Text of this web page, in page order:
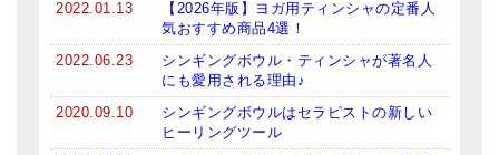
ロゴステッカー・ポストカード各種
亡命チベット人尼僧のお守り・チャーム
チベット・マントラ・ヒーリングCD
2022.01.13
【2026年版】ヨガ用ティンシャの定番人
気おすすめ商品4選！
2022.06.23
シンギングボウル・ティンシャが著名人
にも愛用される理由♪
2020.09.10
シンギングボウルはセラピストの新しい
ヒーリングツール